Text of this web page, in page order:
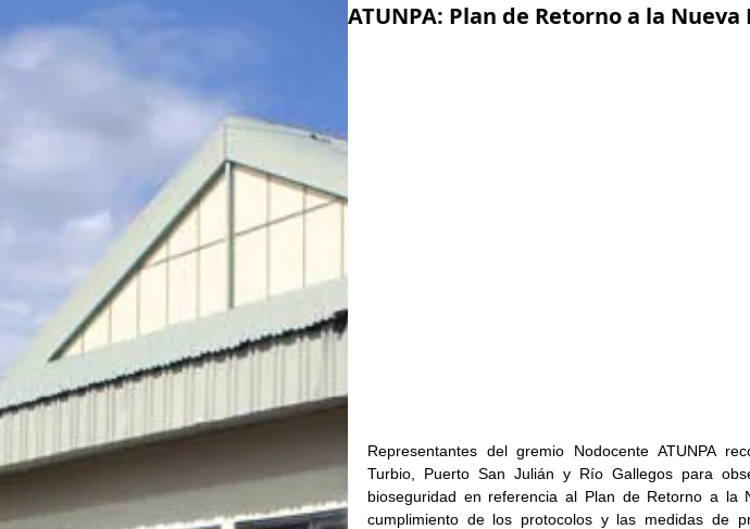
ATUNPA: Plan de Retorno a la
Representantes del gremio Nodocente ATUNPA
Turbio, Puerto San Julián y Río Gallegos para
bioseguridad en referencia al Plan de Retorno a la
cumplimiento de los protocolos y las medidas de